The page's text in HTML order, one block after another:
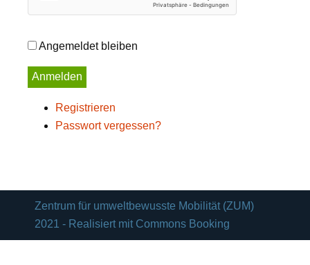
Angemeldet bleiben
Anmelden
Registrieren
Passwort vergessen?
Zentrum für umweltbewusste Mobilität (ZUM)
2021 - Realisiert mit Commons Booking